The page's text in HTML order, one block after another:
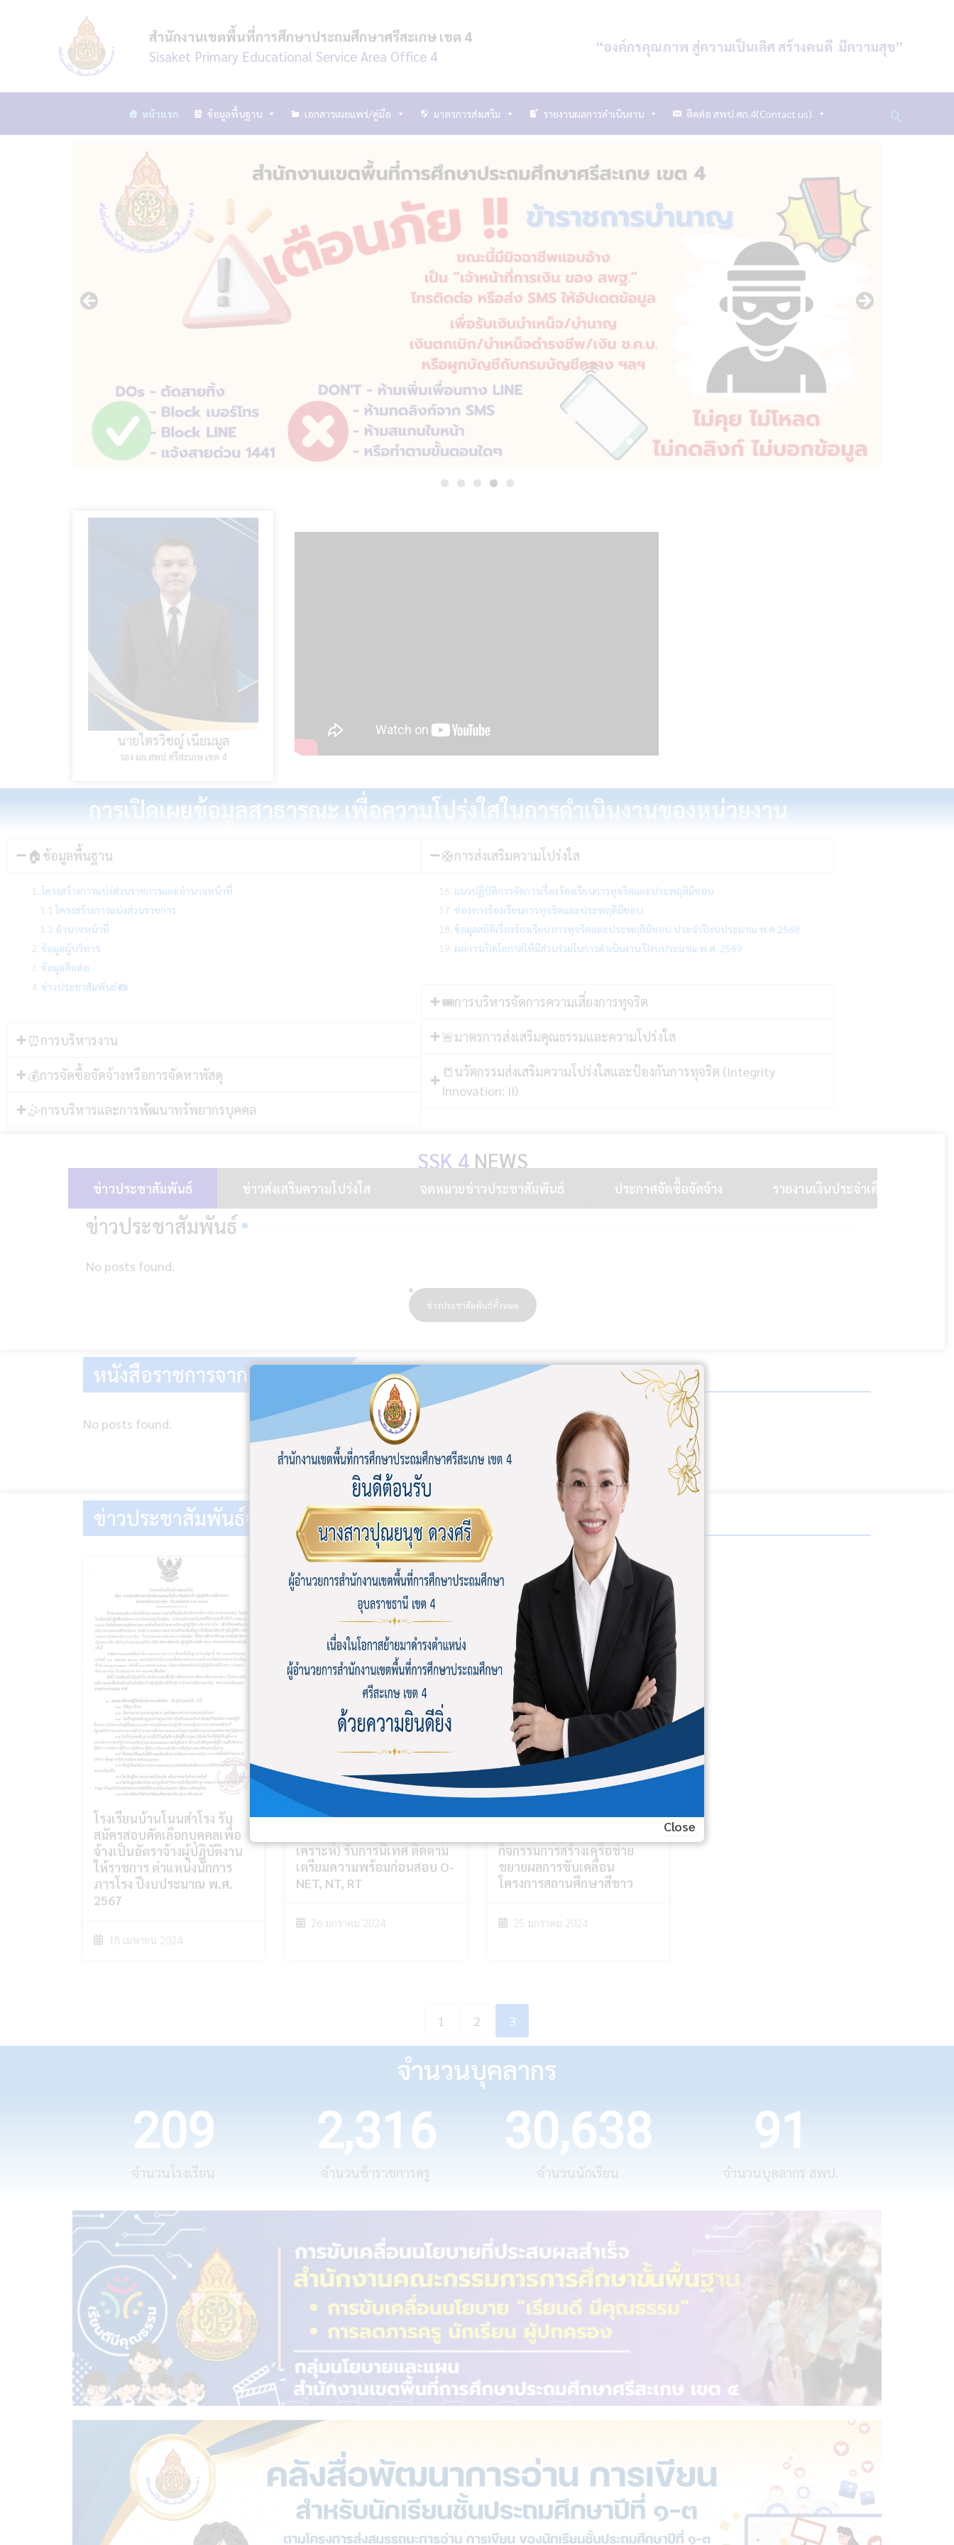
สำนักงานเขตพื้นที่การศึกษาประถมศึกษาศรีสะเกษ เขต 4
Sisaket Primary Educational Service Area Office 4
“องค์กรคุณภาพ สู่ความเป็นเลิศ สร้างคนดี มีความสุข”
หน้าแรก ข้อมูลพื้นฐาน เอกสารเผยแพร่/คู่มือ มาตรการส่งเสริม รายงานผลการดำเนินงาน ติดต่อ สพป.ศก.4(Contact us) Search
นายไตรวิชญ์ เนียมมูล
รอง ผอ.สพป.ศรีสะเกษ เขต 4
นางสาวปุณยนุช ดวงศรี
ผอ.สพป.ศรีสะเกษ เขต 4
การเปิดเผยข้อมูลสาธารณะ เพื่อความโปร่งใสในการดำเนินงานของหน่วยงาน
🏠ข้อมูลพื้นฐาน
1. โครงสร้างการแบ่งส่วนราชการและอำนาจหน้าที่
1.1 โครงสร้างการแบ่งส่วนราชการ
1.2 อำนาจหน้าที่
2. ข้อมูลผู้บริหาร
3. ข้อมูลติดต่อ
4. ข่าวประชาสัมพันธ์ 📸
⏰การบริหารงาน
💰การจัดซื้อจัดจ้างหรือการจัดหาพัสดุ
🤹การบริหารและการพัฒนาทรัพยากรบุคคล
🛟การส่งเสริมความโปร่งใส
16. แนวปฏิบัติการจัดการเรื่องร้องเรียนการทุจริตและประพฤติมิชอบ
17. ช่องทางร้องเรียนการทุจริตและประพฤติมิชอบ
18. ข้อมูลสถิติเรื่องร้องเรียน การทุจริตและประพฤติมิชอบ ประจำปีงบประมาณ พ.ศ.2568
19. ผลการเปิดโอกาสให้มีส่วนร่วมในการดำเนินงาน ปีงบประมาณ พ.ศ. 2569
🎟การบริหารจัดการความเสี่ยงการทุจริต
🚨มาตรการส่งเสริมคุณธรรมและความโปร่งใส
📒นวัตกรรมส่งเสริมความโปร่งใสและป้องกันการทุจริต (Integrity
Innovation: II)
SSK 4 NEWS
ข่าวประชาสัมพันธ์ ข่าวส่งเสริมความโปร่งใส จดหมายข่าวประชาสัมพันธ์ ประกาศจัดซื้อจัดจ้าง รายงานเงินประจำเดือน
ข่าวประชาสัมพันธ์
No posts found.
ข่าวประชาสัมพันธ์ทั้งหมด
หนังสือราชการจาก สพป.ศก.4
No posts found.
หนังสือราชการทั้งหมด
ข่าวประชาสัมพันธ์จากโรงเรียนในสังกัด
โรงเรียนบ้านโนนสำโรง รับ
สมัครสอบคัดเลือกบุคคลเพื่อ
จ้างเป็นอัตราจ้างผู้ปฏิบัติงาน
ให้ราชการ ตำแหน่งนักการ
ภารโรง ปีงบประมาณ พ.ศ.
2567
18 เมษายน 2024
เคราะห์) รับการนิเทศ ติดตาม
เตรียมความพร้อมก่อนสอบ O-
NET, NT, RT
26 มกราคม 2024
กิจกรรมการสร้างเครือข่าย
ขยายผลการขับเคลื่อน
โครงการสถานศึกษาสีขาว
25 มกราคม 2024
1 2 3
จำนวนบุคลากร
จำนวนโรงเรียน
209
จำนวนข้าราชการครู
2,316
จำนวนนักเรียน
30,638
จำนวนบุคลากร สพป.
91
Close